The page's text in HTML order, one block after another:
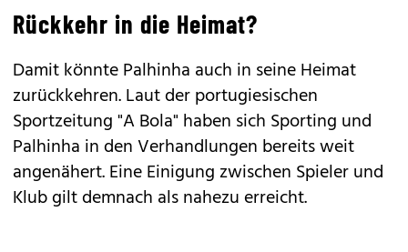
Rückkehr in die Heimat?
Damit könnte Palhinha auch in seine Heimat
zurückkehren. Laut der portugiesischen
Sportzeitung "A Bola" haben sich Sporting und
Palhinha in den Verhandlungen bereits weit
angenähert. Eine Einigung zwischen Spieler und
Klub gilt demnach als nahezu erreicht.